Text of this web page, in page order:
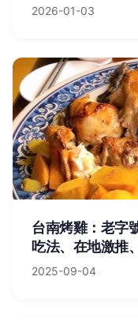
2026-01-03
台南烤雞：老字
吃法、在地激推
2025-09-04